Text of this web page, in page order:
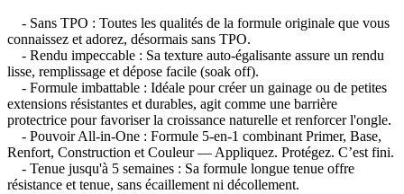
- Sans TPO : Toutes les qualités de la formule originale que vous
connaissez et adorez, désormais sans TPO.
- Rendu impeccable : Sa texture auto-égalisante assure un rendu
lisse, remplissage et dépose facile (soak off).
- Formule imbattable : Idéale pour créer un gainage ou de petites
extensions résistantes et durables, agit comme une barrière
protectrice pour favoriser la croissance naturelle et renforcer l'ongle.
- Pouvoir All-in-One : Formule 5-en-1 combinant Primer, Base,
Renfort, Construction et Couleur — Appliquez. Protégez. C’est fini.
- Tenue jusqu'à 5 semaines : Sa formule longue tenue offre
résistance et tenue, sans écaillement ni décollement.